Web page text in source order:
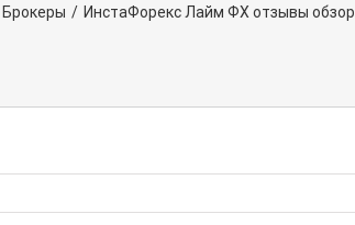
/ ИнстаФорекс Лайм ФХ отзывы обзор